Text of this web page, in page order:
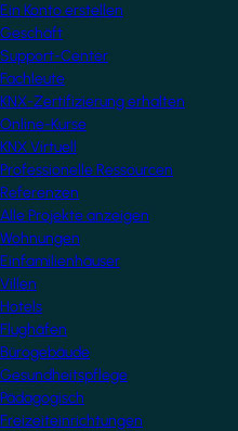
Ein Konto erstellen
Geschäft
Support-Center
Fachleute
KNX-Zertifizierung erhalten
Online-Kurse
KNX Virtuell
Professionelle Ressourcen
Referenzen
Alle Projekte anzeigen
Wohnungen
Einfamilienhäuser
Villen
Hotels
Flughäfen
Bürogebäude
Gesundheitspflege
Pädagogisch
Freizeiteinrichtungen